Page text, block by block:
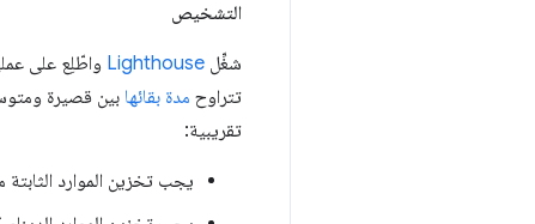
التشخيص
شغِّل Lighthouse واطّلِع على
تتراوح مدة بقائها
تقريبية:
يجب تخزين الموارد